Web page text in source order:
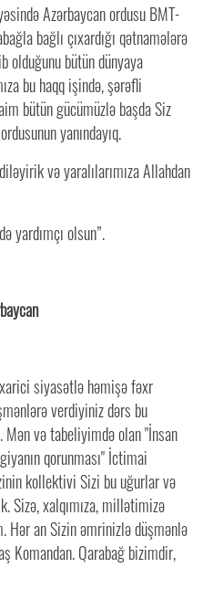
Azərbaycan ordusu BMT-
bağlı çıxardığı qətnamələrə
olduğunu bütün dünyaya
bu haqq işində, şərəfli
bütün gücümüzlə başda Siz
yanındayıq.
və yaralılarımıza Allahdan
yardımçı olsun”.
siyasətlə həmişə fəxr
verdiyiniz dərs bu
və tabeliyimdə olan "İnsan
qorunması" İctimai
kollektivi Sizi bu uğurlar və
Sizə, xalqımıza, millətimizə
Hər an Sizin əmrinizlə düşmənlə
Komandan. Qarabağ bizimdir,